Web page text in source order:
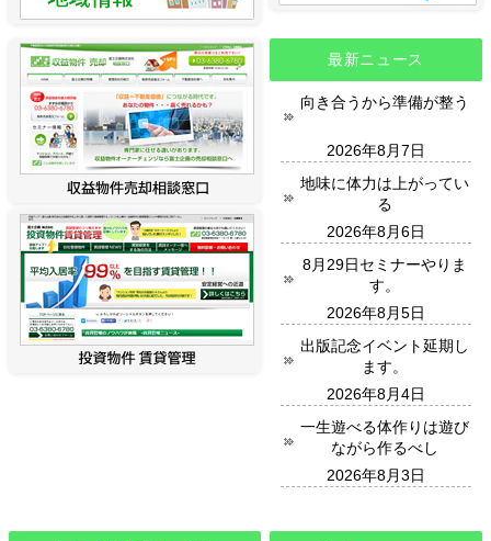
最新ニュース
向き合うから準備が整う
2026年8月7日
地味に体力は上がってい
る
2026年8月6日
8月29日セミナーやりま
す。
2026年8月5日
出版記念イベント延期し
ます。
2026年8月4日
一生遊べる体作りは遊び
ながら作るべし
2026年8月3日